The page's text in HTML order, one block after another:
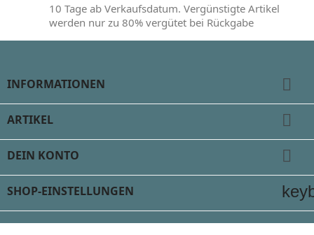
10 Tage ab Verkaufsdatum. Vergünstigte Artikel
werden nur zu 80% vergütet bei Rückgabe
INFORMATIONEN 
ARTIKEL 
DEIN KONTO 
SHOP-EINSTELLUNGEN